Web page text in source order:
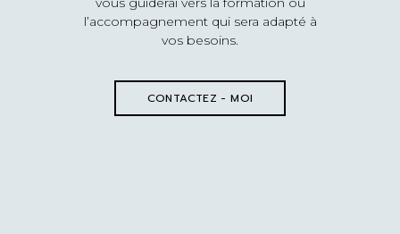
l’accompagnement qui sera adapté à
vos besoins.
CONTACTEZ - MOI